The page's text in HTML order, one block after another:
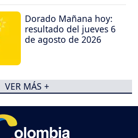
Dorado Mañana hoy:
resultado del jueves 6
de agosto de 2026
VER MÁS +